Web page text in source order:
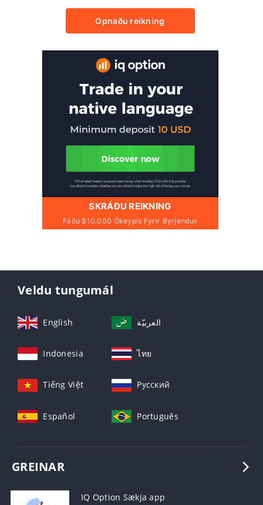
Opnaðu reikning
SKRÁÐU REIKNING
Fáðu $10.000 Ókeypis Fyrir Byrjendur
Veldu tungumál
English العربيّة
Indonesia ไทย
Tiếng Việt Русский
Español Português
GREINAR
IQ Option Sækja app